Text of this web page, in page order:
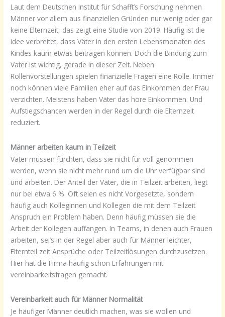
Laut dem Deutschen Institut für Schafft’s Forschung nehmen
Männer vor allem aus finanziellen Gründen nur wenig oder gar
keine Elternzeit, das zeigt eine Studie von 2019. Häufig ist die
Idee verbreitet, dass Väter in den ersten Lebensmonaten des
Kindes kaum etwas beitragen können. Doch die Bindung zum
Vater ist wichtig, gerade in dieser Zeit. Neben
Rollenvorstellungen spielen finanzielle Fragen eine Rolle. Immer
noch können viele Familien eher auf das Einkommen der Frau
verzichten. Meistens haben Väter das höre Einkommen. Und
Aufstiegschancen werden in der Regel durch die Elternzeit
reduziert.
Männer arbeiten kaum in Teilzeit
Väter müssen fürchten, dass sie nicht für voll genommen
werden, wenn sie nicht mehr rund um die Uhr verfügbar sind
und arbeiten. Der Anteil der Väter, die in Teilzeit arbeiten, liegt
nur bei etwa 6 %. Oft seien es nicht Vorgesetzte, sondern
häufig auch Kolleginnen und Kollegen die mit dem Teilzeit
Anspruch ein Problem haben. Denn häufig müssen sie die
Arbeit der Kollegen auffangen. In Teams, in denen auch Frauen
arbeiten, sei’s in der Regel aber auch für Männer leichter,
Elternteil zeit Ansprüche oder Teilzeitlösungen durchzusetzen.
Hier hat die Firma häufig schon Erfahrungen mit
vereinbarkeitsfragen gemacht.
Vereinbarkeit auch für Männer Normalität
Je häufiger Männer deutlich machen, was sie wollen und